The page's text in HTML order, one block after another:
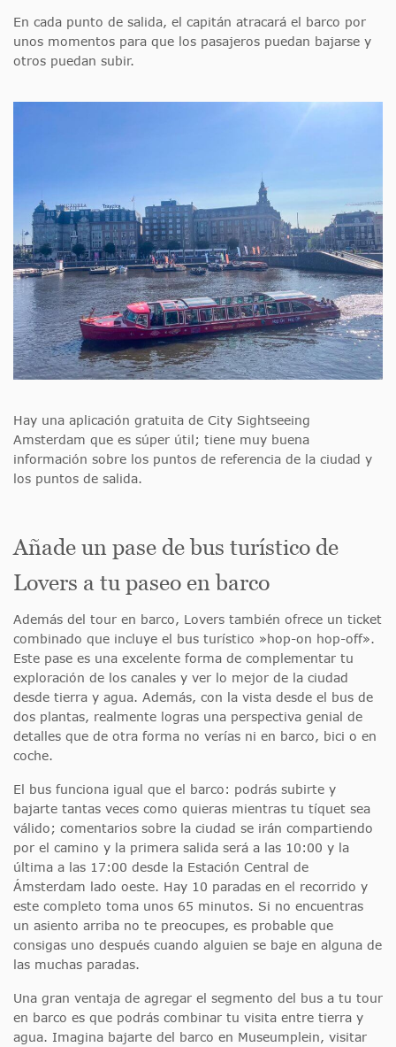
En cada punto de salida, el capitán atracará el barco por
unos momentos para que los pasajeros puedan bajarse y
otros puedan subir.
Hay una aplicación gratuita de City Sightseeing
Amsterdam que es súper útil; tiene muy buena
información sobre los puntos de referencia de la ciudad y
los puntos de salida.
Añade un pase de bus turístico de
Lovers a tu paseo en barco
Además del tour en barco, Lovers también ofrece un ticket
combinado que incluye el bus turístico »hop-on hop-off».
Este pase es una excelente forma de complementar tu
exploración de los canales y ver lo mejor de la ciudad
desde tierra y agua. Además, con la vista desde el bus de
dos plantas, realmente logras una perspectiva genial de
detalles que de otra forma no verías ni en barco, bici o en
coche.
El bus funciona igual que el barco: podrás subirte y
bajarte tantas veces como quieras mientras tu tíquet sea
válido; comentarios sobre la ciudad se irán compartiendo
por el camino y la primera salida será a las 10:00 y la
última a las 17:00 desde la Estación Central de
Ámsterdam lado oeste. Hay 10 paradas en el recorrido y
este completo toma unos 65 minutos. Si no encuentras
un asiento arriba no te preocupes, es probable que
consigas uno después cuando alguien se baje en alguna de
las muchas paradas.
Una gran ventaja de agregar el segmento del bus a tu tour
en barco es que podrás combinar tu visita entre tierra y
agua. Imagina bajarte del barco en Museumplein, visitar